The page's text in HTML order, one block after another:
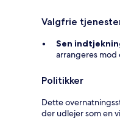
Valgfrie
Sen
arrangeres mod
Politikker
Dette
der udlejer som en